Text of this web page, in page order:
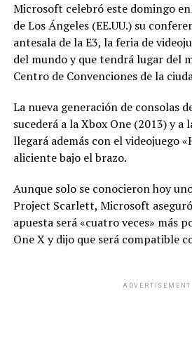
Microsoft celebró este domingo
de Los Ángeles (EE.UU.) su
antesala de la E3, la feria de
del mundo y que tendrá lugar del
Centro de Convenciones de la
La nueva generación de consolas
sucederá a la Xbox One (2013) y a
llegará además con el videojuego
aliciente bajo el brazo.
Aunque solo se conocieron hoy
Project Scarlett, Microsoft
apuesta será «cuatro veces» más
One X y dijo que será compatible
ADVERTISEMENT